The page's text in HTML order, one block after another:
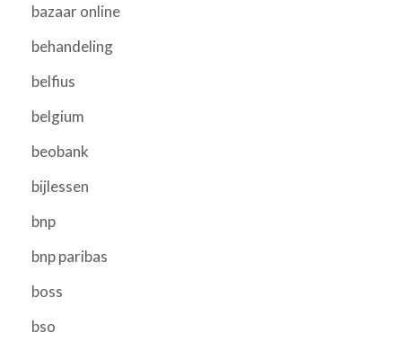
bazaar online
behandeling
belfius
belgium
beobank
bijlessen
bnp
bnp paribas
boss
bso